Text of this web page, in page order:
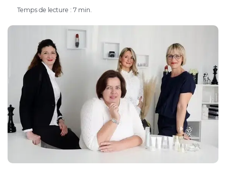
Temps de lecture : 7 min.